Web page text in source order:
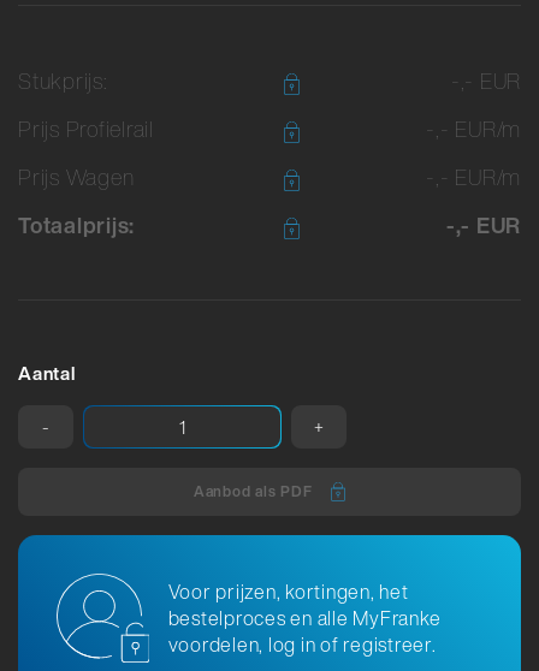
Stukprijs:
-,- EUR
Prijs Profielrail
-,- EUR/m
Prijs Wagen
-,- EUR/m
Totaalprijs:
-,- EUR
Aantal
- +
Aanbod als PDF
Voor prijzen, kortingen, het
bestelproces en alle MyFranke
voordelen, log in of registreer.